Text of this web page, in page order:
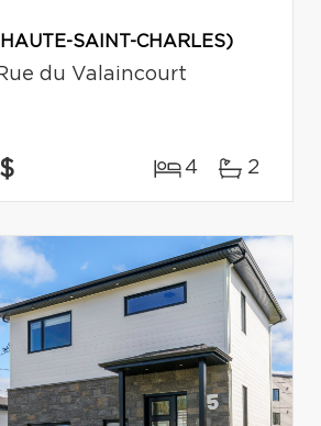
SAINT-CHARLES)
du Valaincourt
4 2